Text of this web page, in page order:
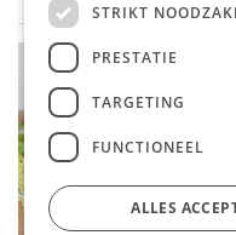
STRIKT
PRESTATIE
TARGETING
FUNCTIONEEL
ALLES